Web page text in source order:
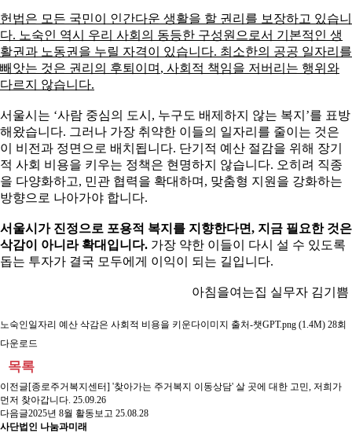
헌법은 모든 국민이 인간다운 생활을 할 권리를 보장하고 있습니
다. 노숙인 역시 우리 사회의 동등한 구성원으로서 기본적인 생
활권과 노동권을 누릴 자격이 있습니다. 최소한의 공공 일자리를
빼앗는 것은 권리의 후퇴이며 , 사회적 책임을 저버리는 행위와
다르지 않습니다.
서울시는 ‘사람 중심의 도시 , 누구도 배제하지 않는 복지 ’를 표방
해왔습니다. 그러나 가장 취약한 이들의 일자리를 줄이는 것은
이 비전과 정면으로 배치됩니다. 단기적 예산 절감을 위해 장기
적 사회 비용을 키우는 정책은 현명하지 않습니다. 오히려 직종
을 다양화하고, 민관 협력을 확대하며 , 맞춤형 지원을 강화하는
방향으로 나아가야 합니다.
서울시가 진정으로 포용적 복지를 지향한다면, 지금 필요한 것은
삭감이 아니라 확대입니다. 가장 약한 이들이 다시 설 수 있도록
돕는 투자가 결국 모두에게 이익이 되는 길입니다.
아침을여는집 실무자 김기쁨
노숙인일자리 예산 삭감은 사회적 비용을 키운다이미지 출처-챗GPT.png (1.4M) 28회
다운로드
목록
이전글[종로주거복지센터] '찾아가는 주거복지 이동상담' 살 곳에 대한 고민, 저희가
먼저 찾아갑니다. 25.09.26
다음글2025년 8월 활동보고 25.08.28
사단법인 나눔과미래